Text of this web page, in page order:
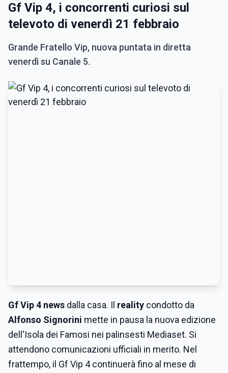
Gf Vip 4, i concorrenti curiosi sul
televoto di venerdì 21 febbraio
Grande Fratello Vip, nuova puntata in diretta
venerdì su Canale 5.
Gf Vip 4 news dalla casa. Il reality condotto da
Alfonso Signorini mette in pausa la nuova edizione
dell'Isola dei Famosi nei palinsesti Mediaset. Si
attendono comunicazioni ufficiali in merito. Nel
frattempo, il Gf Vip 4 continuerà fino al mese di